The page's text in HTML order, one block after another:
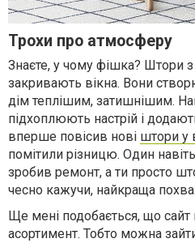
Трохи про атмосферу
Знаєте, у чому фішка? Штори
закривають вікна. Вони
дім теплішим, затишнішим.
підхоплюють настрій і
вперше повісив нові штори у
помітили різницю. Один
зробив ремонт, а ти просто
чесно кажучи, найкраща
Ще мені подобається, що
асортимент. Тобто можна